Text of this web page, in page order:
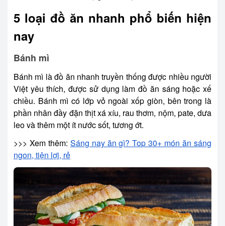
5 loại đồ ăn nhanh phổ biến hiện
nay
Bánh mì
Bánh mì là đồ ăn nhanh truyền thống được nhiều người
Việt yêu thích, được sử dụng làm đồ ăn sáng hoặc xế
chiều. Bánh mì có lớp vỏ ngoài xốp giòn, bên trong là
phần nhân đầy đặn thịt xá xíu, rau thơm, nộm, pate, dưa
leo và thêm một ít nước sốt, tương ớt.
>>> Xem thêm: Sáng nay ăn gì? Top 30+ món ăn sáng
ngon, tiện lợi, rẻ